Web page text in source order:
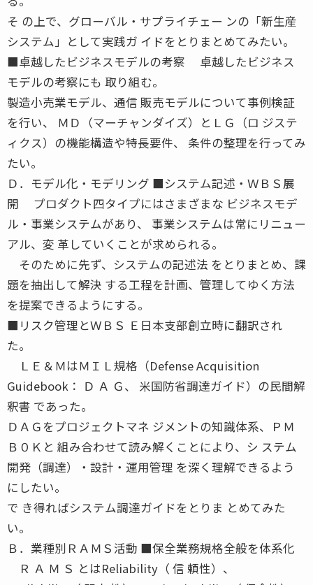
そ の上で、グローバル・サプライチェー ンの「新生産
システム」として実践ガ イドをとりまとめてみたい。
■卓越したビジネスモデルの考察 卓越したビジネス
モデルの考察にも 取り組む。
製造小売業モデル、通信 販売モデルについて事例検証
を行い、 ＭＤ（マーチャンダイズ）とＬＧ（ロ ジステ
ィクス）の機能構造や特長要件、 条件の整理を行ってみ
たい。
Ｄ．モデル化・モデリング ■システム記述・ＷＢＳ展
開 プロダクト四タイプにはさまざまな ビジネスモデ
ル・事業システムがあり、 事業システムは常にリニュー
アル、変 革していくことが求められる。
そのために先ず、システムの記述法 をとりまとめ、課
題を抽出して解決 する工程を計画、管理してゆく方法
を提案できるようにする。
■リスク管理とＷＢＳ Ｅ日本支部創立時に翻訳され
た。
ＬＥ＆ＭはＭＩＬ規格（Defense Acquisition
Guidebook： Ｄ Ａ Ｇ、 米国防省調達ガイド）の民間解
釈書 であった。
ＤＡＧをプロジェクトマネ ジメントの知識体系、ＰＭ
Ｂ０Ｋと 組み合わせて読み解くことにより、シ ステム
開発（調達）・設計・運用管理 を深く理解できるよう
にしたい。
で き得ればシステム調達ガイドをとりま とめてみた
い。
Ｂ．業種別ＲＡＭＳ活動 ■保全業務規格全般を体系化
Ｒ Ａ Ｍ Ｓ とはReliability（ 信 頼性）、